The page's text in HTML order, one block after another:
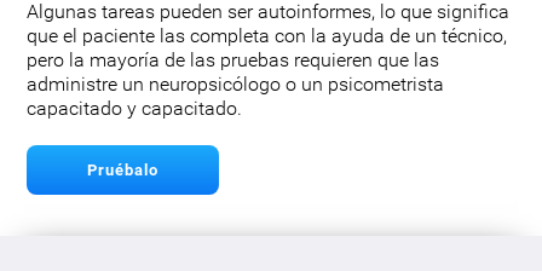
Algunas tareas pueden ser autoinformes, lo que significa
que el paciente las completa con la ayuda de un técnico,
pero la mayoría de las pruebas requieren que las
administre un neuropsicólogo o un psicometrista
capacitado y capacitado.
Pruébalo